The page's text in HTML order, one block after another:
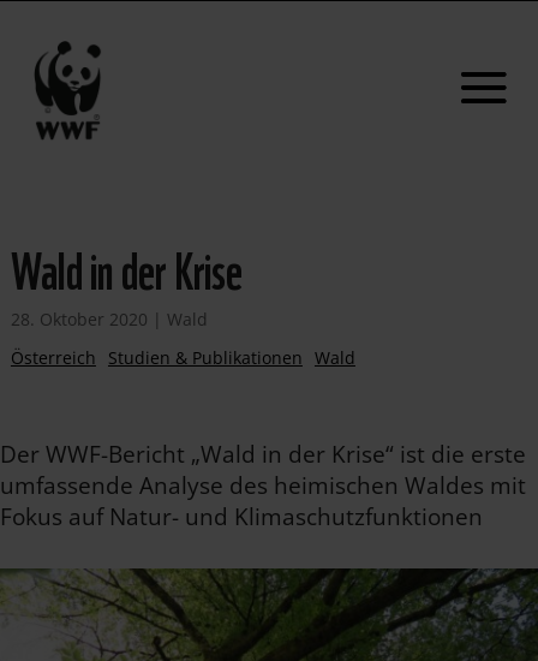
Wald in der Krise
28. Oktober 2020 | Wald
Österreich
Studien & Publikationen Wald
Der WWF-Bericht „Wald in der Krise“ ist die erste
umfassende Analyse des heimischen Waldes mit
Fokus auf Natur- und Klimaschutzfunktionen